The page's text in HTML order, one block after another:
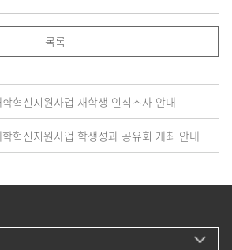
목록
혁신지원사업 재학생 인식조사 안내
혁신지원사업 학생성과 공유회 개최 안내